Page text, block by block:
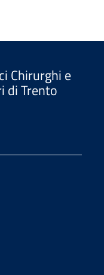
Chirurghi e
di Trento